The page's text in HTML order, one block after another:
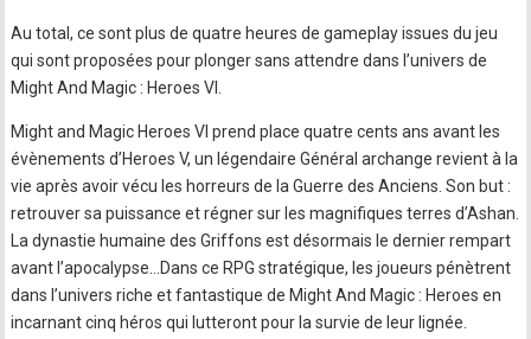
Au total, ce sont plus de quatre heures de gameplay issues du jeu
qui sont proposées pour plonger sans attendre dans l’univers de
Might And Magic : Heroes VI.
Might and Magic Heroes VI prend place quatre cents ans avant les
évènements d’Heroes V, un légendaire Général archange revient à la
vie après avoir vécu les horreurs de la Guerre des Anciens. Son but :
retrouver sa puissance et régner sur les magnifiques terres d’Ashan.
La dynastie humaine des Griffons est désormais le dernier rempart
avant l’apocalypse…Dans ce RPG stratégique, les joueurs pénètrent
dans l’univers riche et fantastique de Might And Magic : Heroes en
incarnant cinq héros qui lutteront pour la survie de leur lignée.